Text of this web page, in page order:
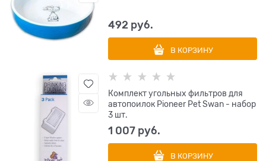
492 руб.
В КОРЗИНУ
Комплект угольных фильтров для
автопоилок Pioneer Pet Swan - набор
3 шт.
1 007 руб.
В КОРЗИНУ